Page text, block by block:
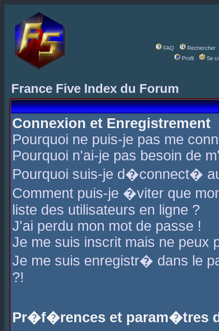
FAQ
Rechercher
Profil
Se
France Five Index du Forum
Connexion et Enregistrement
Pourquoi ne puis-je pas me
Pourquoi n'ai-je pas besoin de
Pourquoi suis-je d�connect�
Comment puis-je �viter que
liste des utilisateurs en ligne ?
J'ai perdu mon mot de passe !
Je me suis inscrit mais ne peux
Je me suis enregistr� dans le
?!
Pr�f�rences et param�tres